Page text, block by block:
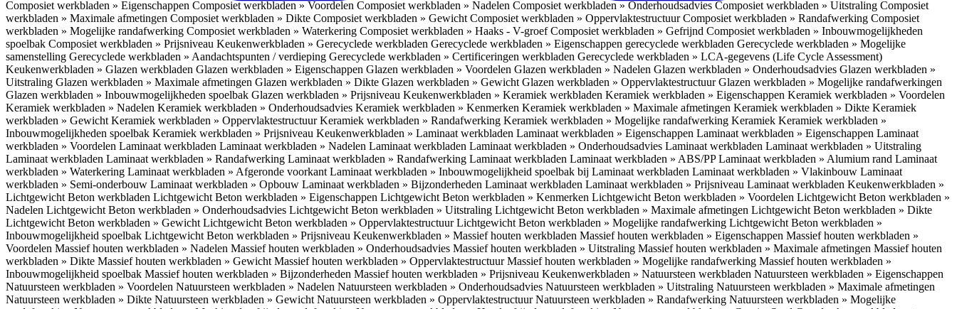
Composiet werkbladen » Eigenschappen Composiet werkbladen » Voordelen Composiet werkbladen » Nadelen Composiet werkbladen » OnderhoudsadviesComposiet werkbladen » Uitstraling Composiet
werkbladen » Maximale afmetingen Composiet werkbladen » Dikte Composiet werkbladen » Gewicht Composiet werkbladen » OppervlaktestructuurComposiet werkbladen » Randafwerking Composiet
werkbladen » Mogelijke randafwerking Composiet werkbladen » Waterkering Composiet werkbladen » Haaks - V-groefComposiet werkbladen » Gefrijnd Composiet werkbladen » Inbouwmogelijkheden
spoelbak Composiet werkbladen » Prijsniveau Keukenwerkbladen » Gerecyclede werkbladen Gerecyclede werkbladen » Eigenschappen gerecyclede werkbladen Gerecyclede werkbladen » Mogelijke
samenstelling Gerecyclede werkbladen » Aandachtspunten / verdieping Gerecyclede werkbladen » Certificeringen werkbladen Gerecyclede werkbladen » LCA-gegevens (Life Cycle Assessment)
Keukenwerkbladen » Glazen werkbladen Glazen werkbladen » Eigenschappen Glazen werkbladen » Voordelen Glazen werkbladen » Nadelen Glazen werkbladen » Onderhoudsadvies Glazen werkbladen »
Uitstraling Glazen werkbladen » Maximale afmetingen Glazen werkbladen » Dikte Glazen werkbladen » Gewicht Glazen werkbladen » OppervlaktestructuurGlazen werkbladen » Mogelijke randafwerkingen
Glazen werkbladen » Inbouwmogelijkheden spoelbak Glazen werkbladen » Prijsniveau Keukenwerkbladen » Keramiek werkbladen Keramiek werkbladen » Eigenschappen Keramiek werkbladen » Voordelen
Keramiek werkbladen » Nadelen Keramiek werkbladen » Onderhoudsadvies Keramiek werkbladen » Kenmerken Keramiek werkbladen » Maximale afmetingen Keramiek werkbladen » Dikte Keramiek
werkbladen » Gewicht Keramiek werkbladen » OppervlaktestructuurKeramiek werkbladen » Randafwerking Keramiek werkbladen » Mogelijke randafwerking Keramiek Keramiek werkbladen »
Inbouwmogelijkheden spoelbak Keramiek werkbladen » Prijsniveau Keukenwerkbladen » Laminaat werkbladen Laminaat werkbladen » Eigenschappen Laminaat werkbladen » Eigenschappen Laminaat
werkbladen » Voordelen Laminaat werkbladen Laminaat werkbladen » Nadelen Laminaat werkbladen Laminaat werkbladen » Onderhoudsadvies Laminaat werkbladen Laminaat werkbladen » Uitstraling
Laminaat werkbladen Laminaat werkbladen » Randafwerking Laminaat werkbladen » Randafwerking Laminaat werkbladen Laminaat werkbladen » ABS/PPLaminaat werkbladen » Alumium rand Laminaat
werkbladen » Waterkering Laminaat werkbladen » Afgeronde voorkant Laminaat werkbladen » Inbouwmogelijkheid spoelbak bij Laminaat werkbladen Laminaat werkbladen » Vlakinbouw Laminaat
werkbladen » Semi-onderbouw Laminaat werkbladen » Opbouw Laminaat werkbladen » Bijzonderheden Laminaat werkbladen Laminaat werkbladen » Prijsniveau Laminaat werkbladen Keukenwerkbladen »
Lichtgewicht Beton werkbladen Lichtgewicht Beton werkbladen » Eigenschappen Lichtgewicht Beton werkbladen » Kenmerken Lichtgewicht Beton werkbladen » Voordelen Lichtgewicht Beton werkbladen »
Nadelen Lichtgewicht Beton werkbladen » Onderhoudsadvies Lichtgewicht Beton werkbladen » Uitstraling Lichtgewicht Beton werkbladen » Maximale afmetingen Lichtgewicht Beton werkbladen » Dikte
Lichtgewicht Beton werkbladen » Gewicht Lichtgewicht Beton werkbladen » OppervlaktestructuurLichtgewicht Beton werkbladen » Mogelijke randafwerking Lichtgewicht Beton werkbladen »
Inbouwmogelijkheid spoelbak Lichtgewicht Beton werkbladen » Prijsniveau Keukenwerkbladen » Massief houten werkbladen Massief houten werkbladen » Eigenschappen Massief houten werkbladen »
Voordelen Massief houten werkbladen » Nadelen Massief houten werkbladen » Onderhoudsadvies Massief houten werkbladen » Uitstraling Massief houten werkbladen » Maximale afmetingen Massief houten
werkbladen » Dikte Massief houten werkbladen » Gewicht Massief houten werkbladen » OppervlaktestructuurMassief houten werkbladen » Mogelijke randafwerking Massief houten werkbladen »
Inbouwmogelijkheid spoelbak Massief houten werkbladen » Bijzonderheden Massief houten werkbladen » Prijsniveau Keukenwerkbladen » Natuursteen werkbladen Natuursteen werkbladen » Eigenschappen
Natuursteen werkbladen » Voordelen Natuursteen werkbladen » Nadelen Natuursteen werkbladen » Onderhoudsadvies Natuursteen werkbladen » Uitstraling Natuursteen werkbladen » Maximale afmetingen
Natuursteen werkbladen » Dikte Natuursteen werkbladen » Gewicht Natuursteen werkbladen » OppervlaktestructuurNatuursteen werkbladen » Randafwerking Natuursteen werkbladen » Mogelijke